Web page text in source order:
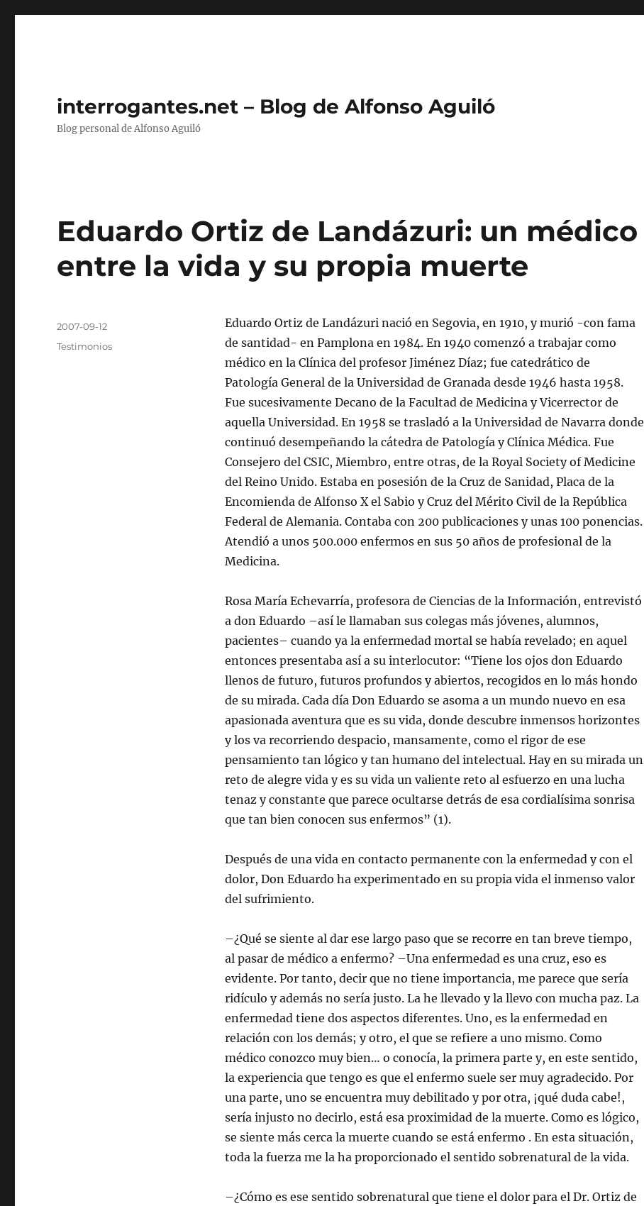
interrogantes.net – Blog de Alfonso Aguiló
Blog personal de Alfonso Aguiló
Eduardo Ortiz de Landázuri: un médico
entre la vida y su propia muerte
Eduardo Ortiz de Landázuri nació en Segovia, en 1910, y murió -con fama
de santidad- en Pamplona en 1984. En 1940 comenzó a trabajar como
médico en la Clínica del profesor Jiménez Díaz; fue catedrático de
Patología General de la Universidad de Granada desde 1946 hasta 1958.
Fue sucesivamente Decano de la Facultad de Medicina y Vicerrector de
aquella Universidad. En 1958 se trasladó a la Universidad de Navarra donde
continuó desempeñando la cátedra de Patología y Clínica Médica. Fue
Consejero del CSIC, Miembro, entre otras, de la Royal Society of Medicine
del Reino Unido. Estaba en posesión de la Cruz de Sanidad, Placa de la
Encomienda de Alfonso X el Sabio y Cruz del Mérito Civil de la República
Federal de Alemania. Contaba con 200 publicaciones y unas 100 ponencias.
Atendió a unos 500.000 enfermos en sus 50 años de profesional de la
Medicina.
Rosa María Echevarría, profesora de Ciencias de la Información, entrevistó
a don Eduardo –así le llamaban sus colegas más jóvenes, alumnos,
pacientes– cuando ya la enfermedad mortal se había revelado; en aquel
entonces presentaba así a su interlocutor: “Tiene los ojos don Eduardo
llenos de futuro, futuros profundos y abiertos, recogidos en lo más hondo
de su mirada. Cada día Don Eduardo se asoma a un mundo nuevo en esa
apasionada aventura que es su vida, donde descubre inmensos horizontes
y los va recorriendo despacio, mansamente, como el rigor de ese
pensamiento tan lógico y tan humano del intelectual. Hay en su mirada un
reto de alegre vida y es su vida un valiente reto al esfuerzo en una lucha
tenaz y constante que parece ocultarse detrás de esa cordialísima sonrisa
que tan bien conocen sus enfermos” (1).
Después de una vida en contacto permanente con la enfermedad y con el
dolor, Don Eduardo ha experimentado en su propia vida el inmenso valor
del sufrimiento.
–¿Qué se siente al dar ese largo paso que se recorre en tan breve tiempo,
al pasar de médico a enfermo? –Una enfermedad es una cruz, eso es
evidente. Por tanto, decir que no tiene importancia, me parece que sería
ridículo y además no sería justo. La he llevado y la llevo con mucha paz. La
enfermedad tiene dos aspectos diferentes. Uno, es la enfermedad en
relación con los demás; y otro, el que se refiere a uno mismo. Como
médico conozco muy bien… o conocía, la primera parte y, en este sentido,
la experiencia que tengo es que el enfermo suele ser muy agradecido. Por
una parte, uno se encuentra muy debilitado y por otra, ¡qué duda cabe!,
sería injusto no decirlo, está esa proximidad de la muerte. Como es lógico,
se siente más cerca la muerte cuando se está enfermo . En esta situación,
toda la fuerza me la ha proporcionado el sentido sobrenatural de la vida.
–¿Cómo es ese sentido sobrenatural que tiene el dolor para el Dr. Ortiz de
Publicado
2007-09-12
Categorías
Testimonios